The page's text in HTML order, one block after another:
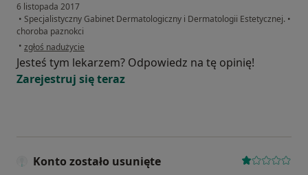
6 listopada 2017
• Specjalistyczny Gabinet Dermatologiczny i Dermatologii Estetycznej. •
choroba paznokci
• w opinii użytkownika Ewelina
zgłoś nadużycie
Jesteś tym lekarzem? Odpowiedz na tę opinię!
Zarejestruj się teraz
Konto zostało usunięte